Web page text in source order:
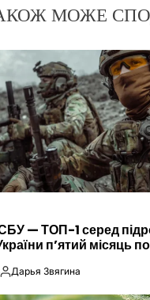
МОЖЕ
— ТОП-1 серед
п’ятий місяць
Опубліковано
Дарья Звягина